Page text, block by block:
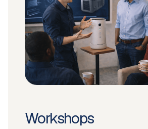
Workshops